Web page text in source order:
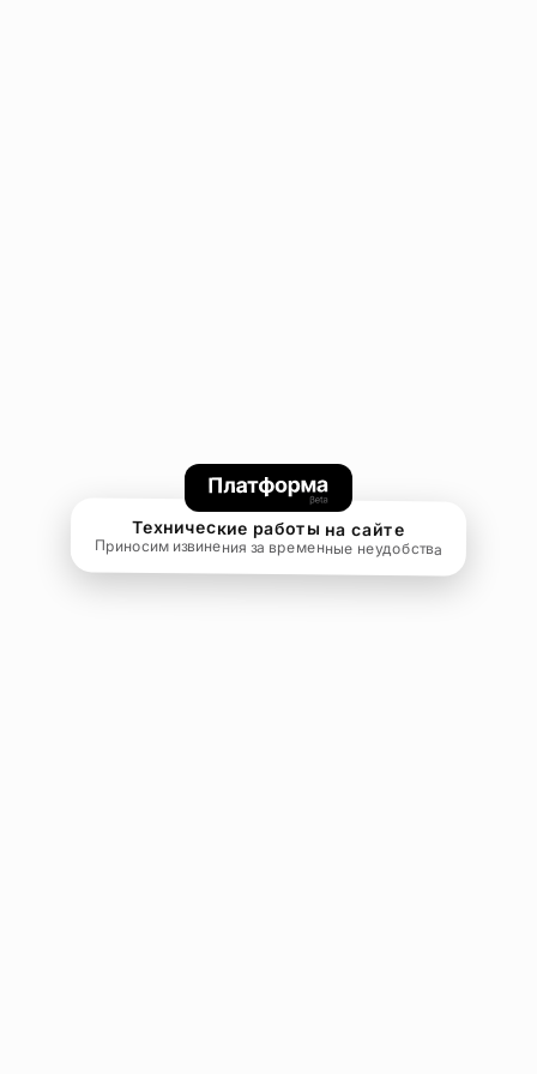
Технические работы на сайте
Приносим извинения за временные неудобства